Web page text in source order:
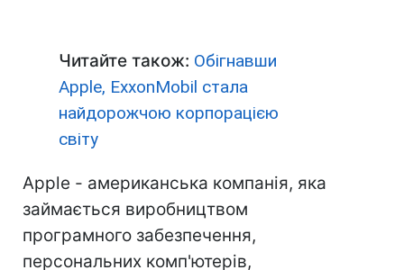
Читайте також: Обігнавши
Apple, ExxonMobil стала
найдорожчою корпорацією
світу
Apple - американська компанія, яка
займається виробництвом
програмного забезпечення,
персональних комп'ютерів,